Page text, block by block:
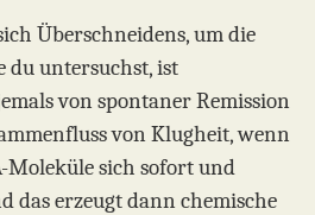
Überschneidens, um die
du untersuchst, ist
von spontaner Remission
von Klugheit, wenn
Moleküle sich sofort und
das erzeugt dann chemische